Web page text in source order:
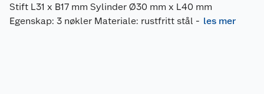
Stift L31 x B17 mm Sylinder Ø30 mm x L40 mm
Egenskap: 3 nøkler Materiale: rustfritt stål - les mer